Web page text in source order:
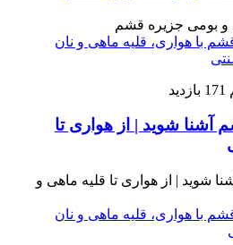
و بومی جزیره قشم
171 بازدید
آشنا شوید | از هواری تا
شوید | از هواری تا قلیه ماهی و